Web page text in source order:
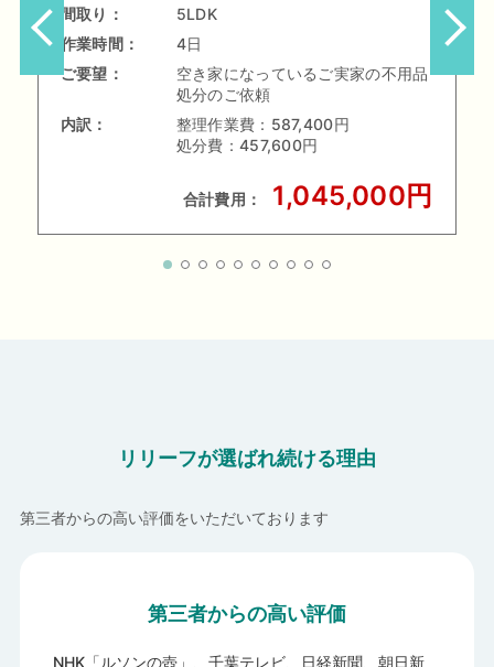
間取り：
5LDK
作業時間：
4日
ご要望：
空き家になっているご実家の不用品
処分のご依頼
内訳：
整理作業費： 587,400円
処分費：457,600円
合計費用： 1,045,000円
リリーフが選ばれ続ける理由
第三者からの高い評価をいただいております
第三者からの高い評価
NHK「ルソンの壺」、千葉テレビ、日経新聞、朝日新